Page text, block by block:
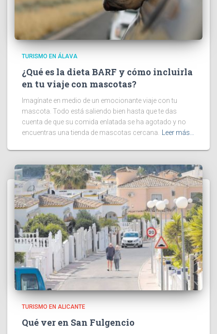
TURISMO EN ÁLAVA
¿Qué es la dieta BARF y cómo incluirla
en tu viaje con mascotas?
Imagínate en medio de un emocionante viaje con tu
mascota. Todo está saliendo bien hasta que te das
cuenta de que su comida enlatada se ha agotado y no
encuentras una tienda de mascotas cercana. Leer más…
TURISMO EN ALICANTE
Qué ver en San Fulgencio